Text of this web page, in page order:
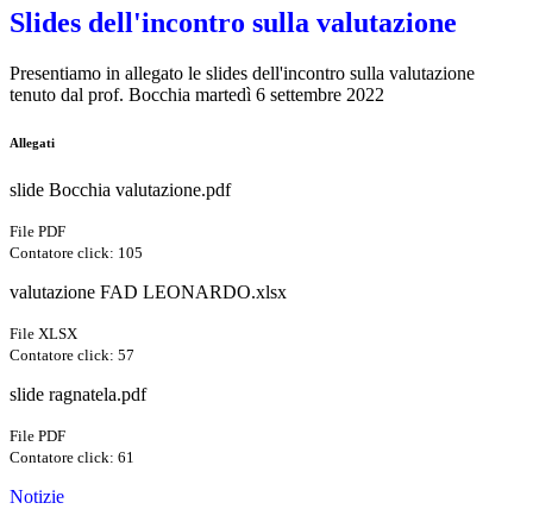
Slides dell'incontro sulla valutazione
Presentiamo in allegato le slides dell'incontro sulla valutazione
tenuto dal prof. Bocchia martedì 6 settembre 2022
Allegati
slide Bocchia valutazione.pdf
File PDF
Contatore click: 105
valutazione FAD LEONARDO.xlsx
File XLSX
Contatore click: 57
slide ragnatela.pdf
File PDF
Contatore click: 61
Notizie